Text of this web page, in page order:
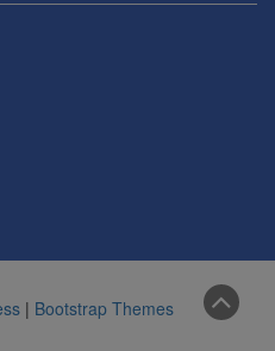
| Bootstrap Themes